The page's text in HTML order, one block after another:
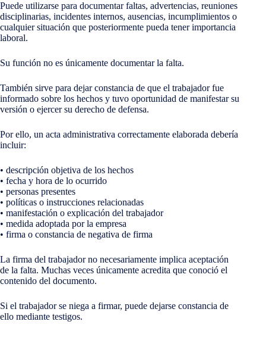
Puede utilizarse para documentar faltas, advertencias, reuniones
disciplinarias, incidentes internos, ausencias, incumplimientos o
cualquier situación que posteriormente pueda tener importancia
laboral.
Su función no es únicamente documentar la falta.
También sirve para dejar constancia de que el trabajador fue
informado sobre los hechos y tuvo oportunidad de manifestar su
versión o ejercer su derecho de defensa.
Por ello, un acta administrativa correctamente elaborada debería
incluir:
• descripción objetiva de los hechos
• fecha y hora de lo ocurrido
• personas presentes
• políticas o instrucciones relacionadas
• manifestación o explicación del trabajador
• medida adoptada por la empresa
• firma o constancia de negativa de firma
La firma del trabajador no necesariamente implica aceptación
de la falta. Muchas veces únicamente acredita que conoció el
contenido del documento.
Si el trabajador se niega a firmar, puede dejarse constancia de
ello mediante testigos.